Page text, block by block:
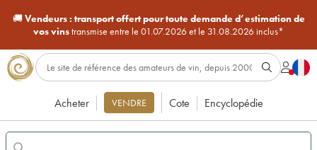
🚚Vendeurs : transport offert pour toute demande d’estimation de
vos vinstransmise entre le 01.07.2026 et le 31.08.2026 inclus*
Acheter VENDRE Cote Encyclopédie